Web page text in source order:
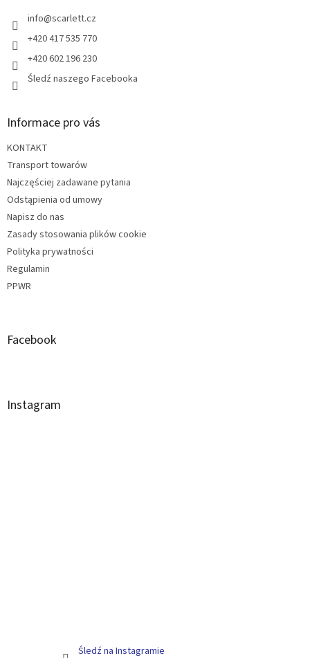
info@scarlett.cz
+420 417 535 770
+420 602 196 230
Śledź naszego Facebooka
Informace pro vás
KONTAKT
Transport towarów
Najczęściej zadawane pytania
Odstąpienia od umowy
Napisz do nas
Zasady stosowania plików cookie
Polityka prywatności
Regulamin
PPWR
Facebook
Instagram
Śledź na Instagramie